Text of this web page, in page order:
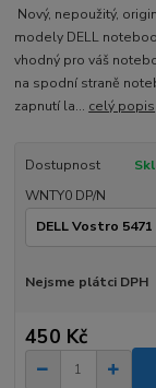
Nový, nepoužitý,
modely DELL
vhodný pro váš
na spodní straně
zapnutí la... celý popis
Dostupnost
WNTY0 DP/N
Nejsme plátci DPH
450 Kč